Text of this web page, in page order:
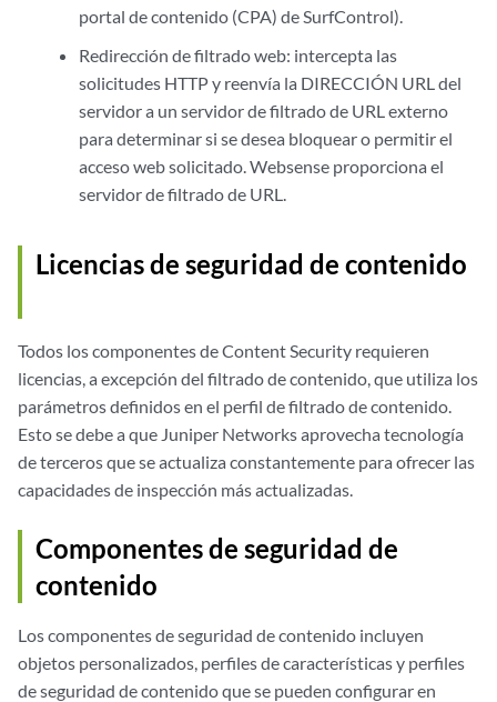
portal de contenido (CPA) de SurfControl).
Redirección de filtrado web: intercepta las
solicitudes HTTP y reenvía la DIRECCIÓN URL del
servidor a un servidor de filtrado de URL externo
para determinar si se desea bloquear o permitir el
acceso web solicitado. Websense proporciona el
servidor de filtrado de URL.
Licencias de seguridad de contenido
Todos los componentes de Content Security requieren
licencias, a excepción del filtrado de contenido, que utiliza los
parámetros definidos en el perfil de filtrado de contenido.
Esto se debe a que Juniper Networks aprovecha tecnología
de terceros que se actualiza constantemente para ofrecer las
capacidades de inspección más actualizadas.
Componentes de seguridad de
contenido
Los componentes de seguridad de contenido incluyen
objetos personalizados, perfiles de características y perfiles
de seguridad de contenido que se pueden configurar en